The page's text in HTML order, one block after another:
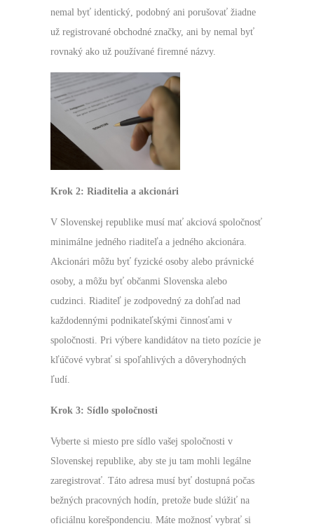
nemal byť identický, podobný ani porušovať žiadne
už registrované obchodné značky, ani by nemal byť
rovnaký ako už používané firemné názvy.
Krok 2: Riaditelia a akcionári
V Slovenskej republike musí mať akciová spoločnosť
minimálne jedného riaditeľa a jedného akcionára.
Akcionári môžu byť fyzické osoby alebo právnické
osoby, a môžu byť občanmi Slovenska alebo
cudzinci. Riaditeľ je zodpovedný za dohľad nad
každodennými podnikateľskými činnosťami v
spoločnosti. Pri výbere kandidátov na tieto pozície je
kľúčové vybrať si spoľahlivých a dôveryhodných
ľudí.
Krok 3: Sídlo spoločnosti
Vyberte si miesto pre sídlo vašej spoločnosti v
Slovenskej republike, aby ste ju tam mohli legálne
zaregistrovať. Táto adresa musí byť dostupná počas
bežných pracovných hodín, pretože bude slúžiť na
oficiálnu korešpondenciu. Máte možnosť vybrať si